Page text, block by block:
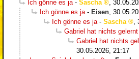
Ich gönne es ja - Sascha
Ich gönne es ja - Eisen
Ich gönne es ja - Sascha
Gabriel hat nichts gelernt
Gabriel hat nichts
30.05.2026, 21:17